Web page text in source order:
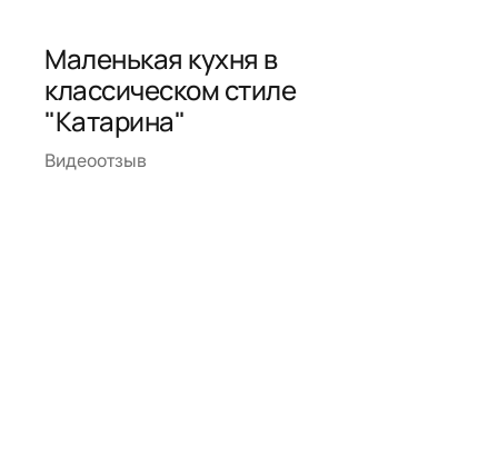
Маленькая кухня в
классическом стиле
"Катарина"
Видеоотзыв